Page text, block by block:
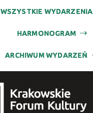
WSZYSTKIE WYDARZENIA
HARMONOGRAM
ARCHIWUM WYDARZEŃ